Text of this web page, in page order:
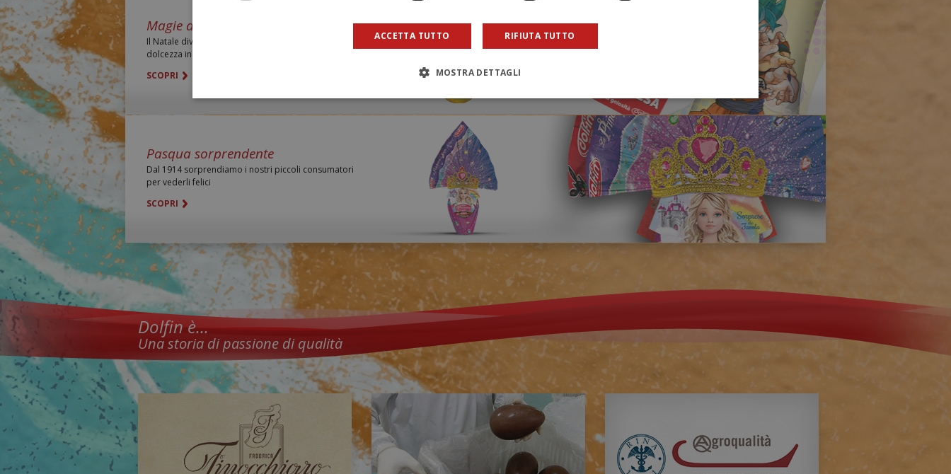
Magie di Natale
Il Natale diventa ancora più Magico quando la
dolcezza incontra la fantasia…
SCOPRI
Pasqua sorprendente
Dal 1914 sorprendiamo i nostri piccoli consumatori
per vederli felici
SCOPRI
Dolfin è...
Una storia di passione di qualità
ACCETTA TUTTO RIFIUTA TUTTO
MOSTRA DETTAGLI